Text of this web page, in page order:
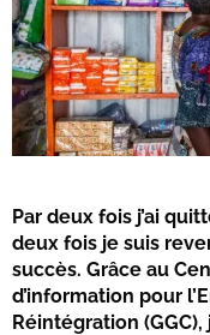
Par deux fois j’ai
deux fois je suis
succès. Grâce au
d’information pour
Réintégration (GGC),